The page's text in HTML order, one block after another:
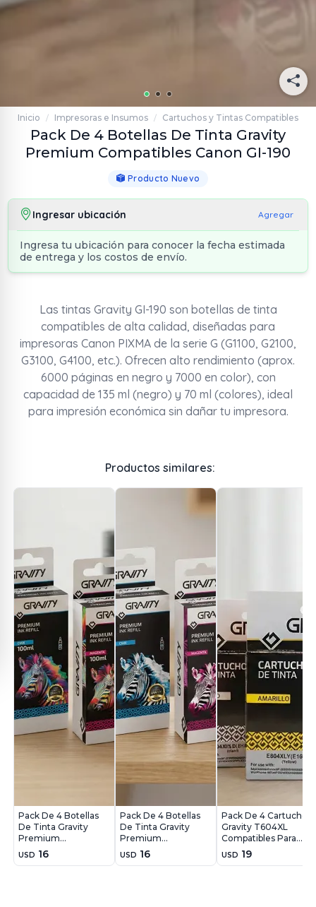
Inicio / Impresoras e Insumos / Cartuchos y Tintas Compatibles
Pack De 4 Botellas De Tinta Gravity
Premium Compatibles Canon GI-190
Producto Nuevo
Ingresar ubicación Agregar
Ingresa tu ubicación para conocer la fecha estimada
de entrega y los costos de envío.
Las tintas Gravity GI-190 son botellas de tinta
compatibles de alta calidad, diseñadas para
impresoras Canon PIXMA de la serie G (G1100, G2100,
G3100, G4100, etc.). Ofrecen alto rendimiento (aprox.
6000 páginas en negro y 7000 en color), con
capacidad de 135 ml (negro) y 70 ml (colores), ideal
para impresión económica sin dañar tu impresora.
Productos similares:
Pack De 4 Botellas
De Tinta Gravity
Premium
Compatibles Epson
T504-T544
USD 16
Pack De 4 Botellas
De Tinta Gravity
Premium
Compatibles HP
GT51-GT52
USD 16
Pack De 4 Cartuchos
Gravity T604XL
Compatibles Para
Epson XP 2200
USD 19